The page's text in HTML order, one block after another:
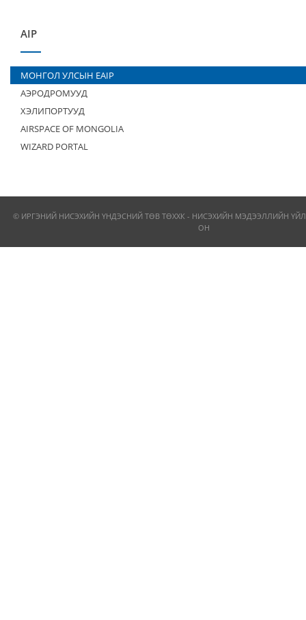
AIP
МОНГОЛ УЛСЫН EAIP
АЭРОДРОМУУД
ХЭЛИПОРТУУД
AIRSPACE OF MONGOLIA
WIZARD PORTAL
© ИРГЭНИЙ НИСЭХИЙН ҮНДЭСНИЙ ТӨВ ТӨХХК - НИСЭХИЙН МЭДЭЭЛЛИЙН
ОН